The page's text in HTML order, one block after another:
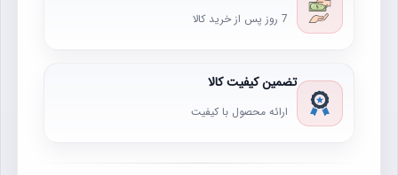
7 روز پس از خرید کالا
تضمین کیفیت کالا
ارائه محصول با کیفیت